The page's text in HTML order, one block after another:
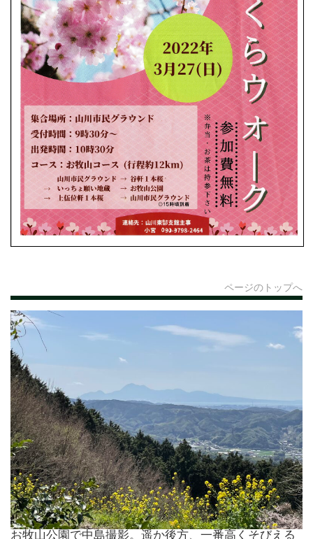
ページのトップへ
お牧山公園で中島撮影。遥か後方、一番高くそびえる